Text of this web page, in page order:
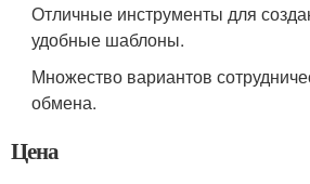
Отличные инструменты для
удобные шаблоны.
Множество вариантов
обмена.
Цена